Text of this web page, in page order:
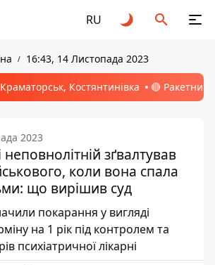
RU
16:43, 14 Листопада 2023
Костянтинівка 🔴 Ракетний
2023
зґвалтував
коли вона спала
що вирішив суд
покарання у вигляді
на 1 рік під контролем та
психіатричної лікарні